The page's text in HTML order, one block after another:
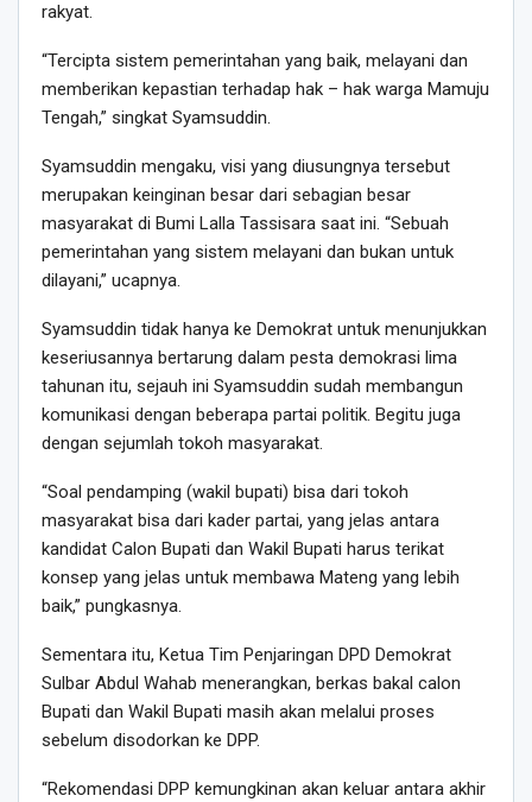
rakyat.
“Tercipta sistem pemerintahan yang baik, melayani dan
memberikan kepastian terhadap hak – hak warga Mamuju
Tengah,” singkat Syamsuddin.
Syamsuddin mengaku, visi yang diusungnya tersebut
merupakan keinginan besar dari sebagian besar
masyarakat di Bumi Lalla Tassisara saat ini. “Sebuah
pemerintahan yang sistem melayani dan bukan untuk
dilayani,” ucapnya.
Syamsuddin tidak hanya ke Demokrat untuk menunjukkan
keseriusannya bertarung dalam pesta demokrasi lima
tahunan itu, sejauh ini Syamsuddin sudah membangun
komunikasi dengan beberapa partai politik. Begitu juga
dengan sejumlah tokoh masyarakat.
“Soal pendamping (wakil bupati) bisa dari tokoh
masyarakat bisa dari kader partai, yang jelas antara
kandidat Calon Bupati dan Wakil Bupati harus terikat
konsep yang jelas untuk membawa Mateng yang lebih
baik,” pungkasnya.
Sementara itu, Ketua Tim Penjaringan DPD Demokrat
Sulbar Abdul Wahab menerangkan, berkas bakal calon
Bupati dan Wakil Bupati masih akan melalui proses
sebelum disodorkan ke DPP.
“Rekomendasi DPP kemungkinan akan keluar antara akhir